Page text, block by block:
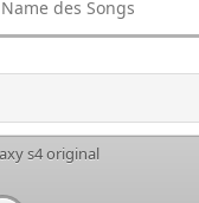
s4 original